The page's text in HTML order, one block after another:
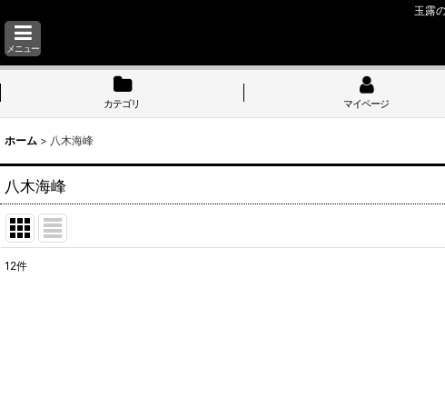
玉露
メニュー
カテゴリ マイページ
ホーム > 八木海峰
八木海峰
12件